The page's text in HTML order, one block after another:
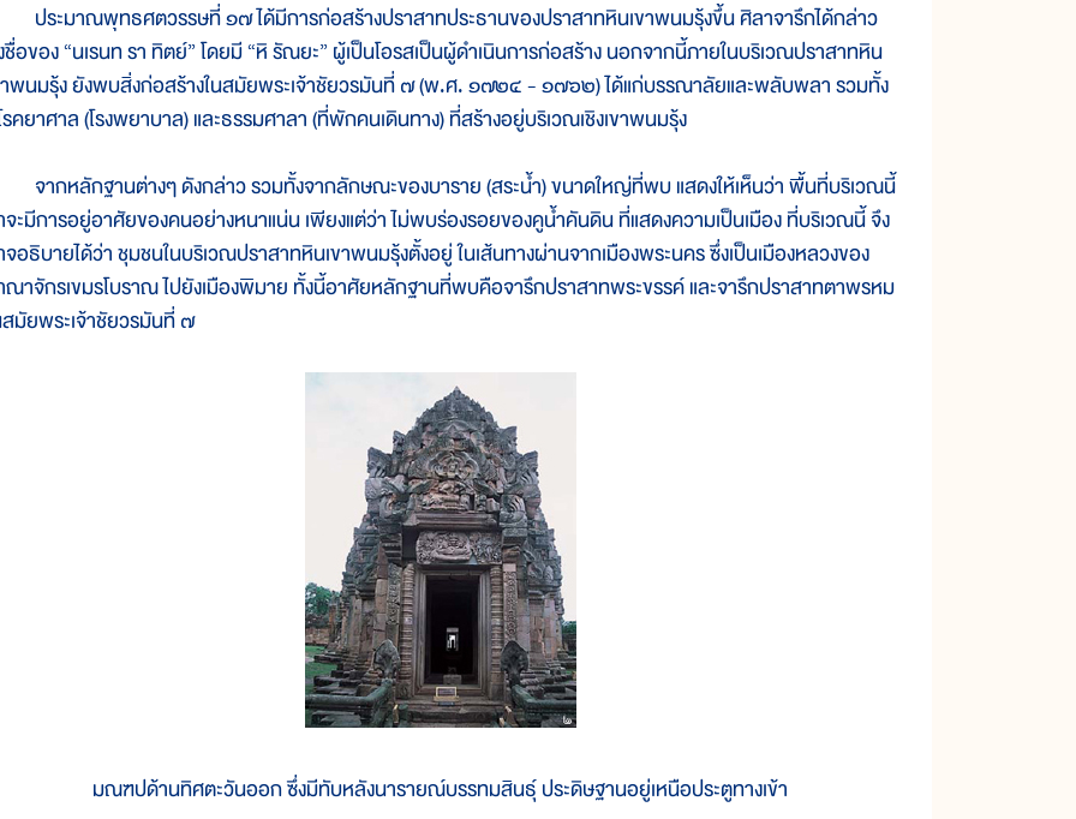
ะมาณพุทธศตวรรษที่ ๑๗ ได้มีการก่อสร้างปราสาทประธานของปราสาทหินเขาพนมรุ้งขึ้น ศิลาจารึกได้กล่าว
อของ “นเรนท รา ทิตย์” โดยมี “หิ รัณยะ” ผู้เป็นโอรสเป็นผู้ดำเนินการก่อสร้าง นอกจากนี้ภายในบริเวณปราสาทหิน
าพนมรุ้ง ยังพบสิ่งก่อสร้างในสมัยพระเจ้าชัยวรมันที่ ๗ (พ.ศ. ๑๗๒๔ - ๑๗๖๒) ได้แก่บรรณาลัยและพลับพลา รวมทั้ง
คยาศาล (โรงพยาบาล) และธรรมศาลา (ที่พักคนเดินทาง) ที่สร้างอยู่บริเวณเชิงเขาพนมรุ้ง
กหลักฐานต่างๆ ดังกล่าว รวมทั้งจากลักษณะของบาราย (สระน้ำ) ขนาดใหญ่ที่พบ แสดงให้เห็นว่า พื้นที่บริเวณนี้
ะมีการอยู่อาศัยของคนอย่างหนาแน่น เพียงแต่ว่า ไม่พบร่องรอยของคูน้ำคันดิน ที่แสดงความเป็นเมือง ที่บริเวณนี้ จึง
อธิบายได้ว่า ชุมชนในบริเวณปราสาทหินเขาพนมรุ้งตั้งอยู่ ในเส้นทางผ่านจากเมืองพระนคร ซึ่งเป็นเมืองหลวงของ
าจักรเขมรโบราณ ไปยังเมืองพิมาย ทั้งนี้อาศัยหลักฐานที่พบคือจารึกปราสาทพระขรรค์ และจารึกปราสาทตาพรหม
มัยพระเจ้าชัยวรมันที่ ๗
มณฑปด้านทิศตะวันออก ซึ่งมีทับหลังนารายณ์บรรทมสินธุ์ ประดิษฐานอยู่เหนือประตูทางเข้า